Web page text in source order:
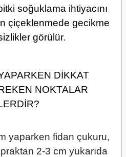
soğuklama ihtiyacını
çiçeklenmede gecikme
görülür.
DİKKAT
NOKTALAR
yaparken fidan çukuru,
2-3 cm yukarıda